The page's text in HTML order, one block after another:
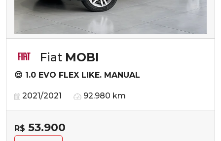
Fiat MOBI
😍 1.0 EVO FLEX LIKE. MANUAL
2021/2021 92.980 km
R$ 53.900